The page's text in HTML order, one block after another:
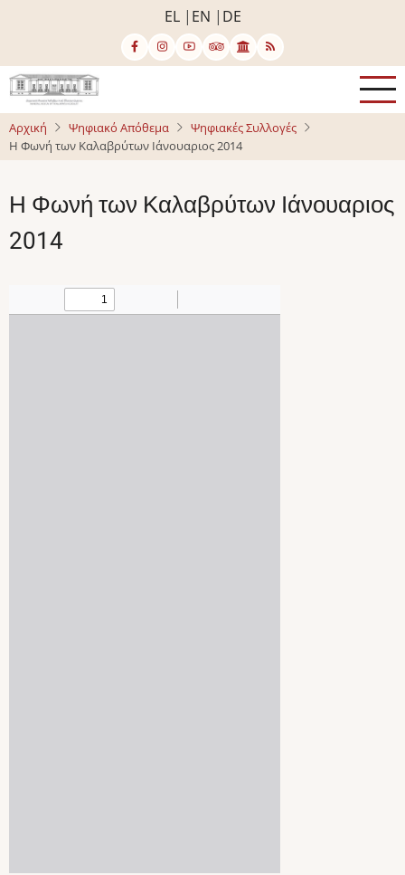
κυρίως
περιεχόμενο
EL EN DE
Αρχική Ψηφιακό Απόθεμα
Ψηφιακές Συλλογές
Η Φωνή των Καλαβρύτων Ιάνουαριος 2014
Η Φωνή των Καλαβρύτων Ιάνουαριος
2014